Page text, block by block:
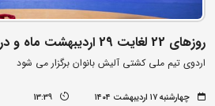
روزهای 22 لغایت 29 اردیبهشت ماه و در شهر رشت
اردوی تیم ملی کشتی آلیش بانوان برگزار می شود
چهارشنبه ۱۷ اردیبهشت ۱۴۰۴ 13:39